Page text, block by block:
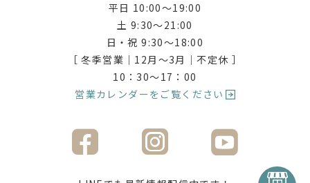
平日 10:00〜19:00
土 9:30〜21:00
日・祝 9:30〜18:00
［ 冬季営業｜12月〜3月｜不定休 ］
10：30〜17：00
営業カレンダーをご覧ください